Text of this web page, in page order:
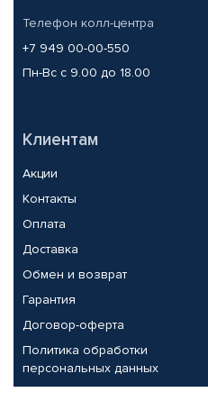
Телефон колл-центра
+7 949 00-00-550
Пн-Вс с 9.00 до 18.00
Клиентам
Акции
Контакты
Оплата
Доставка
Обмен и возврат
Гарантия
Договор-оферта
Политика обработки
персональных данных